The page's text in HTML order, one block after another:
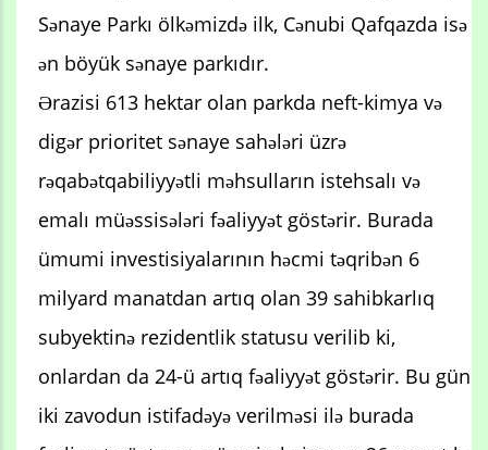
Sənaye Parkı ölkəmizdə ilk, Cənubi Qafqazda isə
ən böyük sənaye parkıdır.
Ərazisi 613 hektar olan parkda neft-kimya və
digər prioritet sənaye sahələri üzrə
rəqabətqabiliyyətli məhsulların istehsalı və
emalı müəssisələri fəaliyyət göstərir. Burada
ümumi investisiyalarının həcmi təqribən 6
milyard manatdan artıq olan 39 sahibkarlıq
subyektinə rezidentlik statusu verilib ki,
onlardan da 24-ü artıq fəaliyyət göstərir. Bu gün
iki zavodun istifadəyə verilməsi ilə burada